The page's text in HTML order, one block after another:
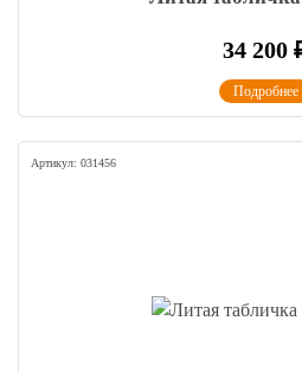
34 200
Подробнее
Артикул: 031456